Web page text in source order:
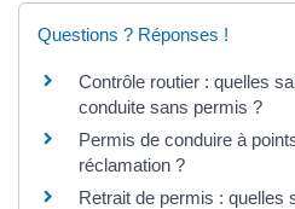
Questions ? Réponses !
Contrôle routier : quelles
conduite sans permis ?
Permis de conduire à
réclamation ?
Retrait de permis : quelles